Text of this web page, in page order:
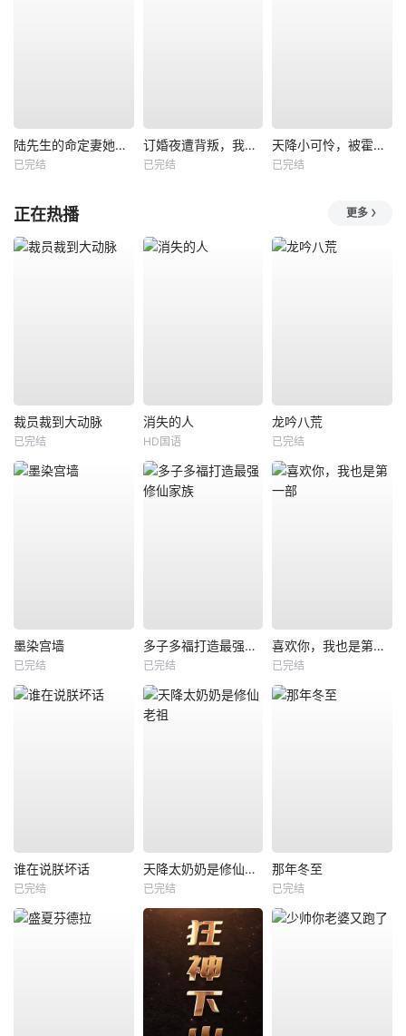
陆先生的命定妻她飒又野
已完结
订婚夜遭背叛，我转身嫁顶级大佬
已完结
天降小可怜，被霍爷宠上天
已完结
正在热播 更多
裁员裁到大动脉
已完结
消失的人
HD国语
龙吟八荒
已完结
墨染宫墙
已完结
多子多福打造最强修仙家族
已完结
喜欢你，我也是第一部
已完结
谁在说朕坏话
已完结
天降太奶奶是修仙老祖
已完结
那年冬至
已完结